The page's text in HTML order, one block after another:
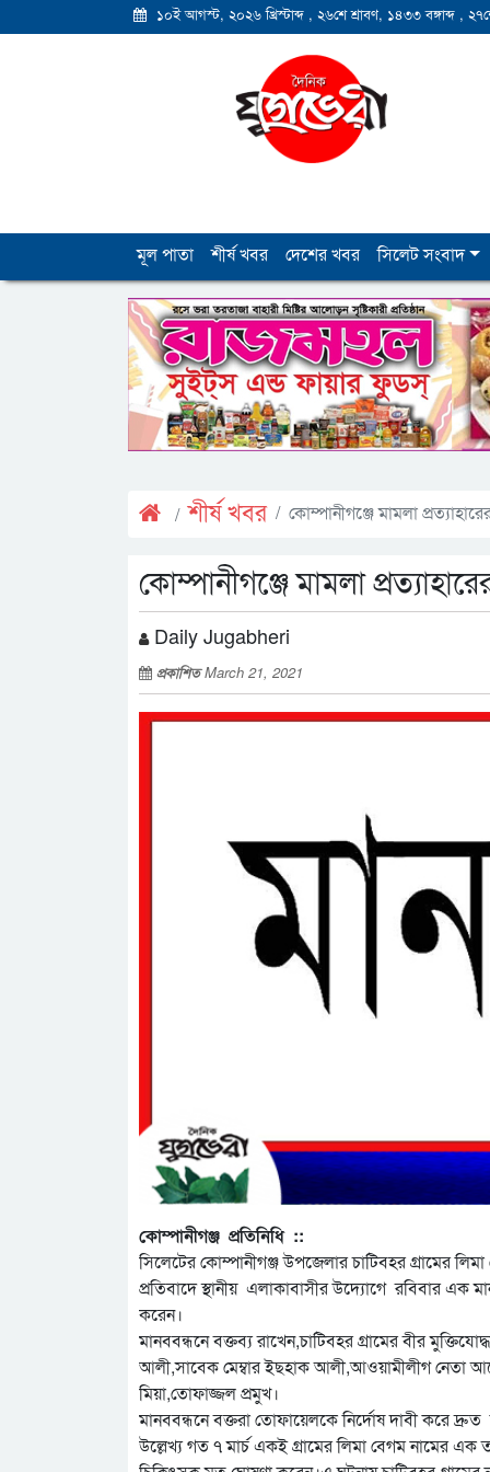
১০ই আগস্ট, ২০২৬ খ্রিস্টাব্দ , ২৬শে শ্রাবণ, ১৪৩৩ বঙ্গাব্দ ,
মূল পাতা শীর্ষ খবর দেশের খবর সিলেট সংবাদ
শীর্ষ খবর কোম্পানীগঞ্জে মামলা
কোম্পানীগঞ্জে মামলা
Daily Jugabheri
প্রকাশিতMarch 21, 2021
কোম্পানীগঞ্জ প্রতিনিধি ::
সিলেটের কোম্পানীগঞ্জ উপজেলার চাটিবহর গ্রামের
প্রতিবাদে স্থানীয় এলাকাবাসীর উদ্যোগে রবিবার এক
করেন।
মানববন্ধনে বক্তব্য রাখেন,চাটিবহর গ্রামের বীর
আলী,সাবেক মেম্বার ইছহাক আলী,আওয়ামীলীগ নেতা
মিয়া,তোফাজ্জল প্রমুখ।
মানববন্ধনে বক্তরা তোফায়েলকে নির্দোষ দাবী করে দ্রুত
উল্লেখ্য গত ৭ মার্চ একই গ্রামের লিমা বেগম নামের এক